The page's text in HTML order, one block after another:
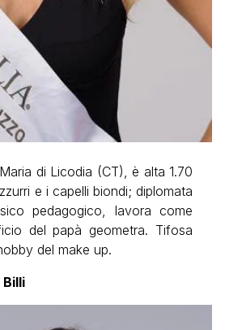
di Licodia (CT), è alta 1.70
e i capelli biondi; diplomata
pedagogico, lavora come
del papà geometra. Tifosa
del make up.